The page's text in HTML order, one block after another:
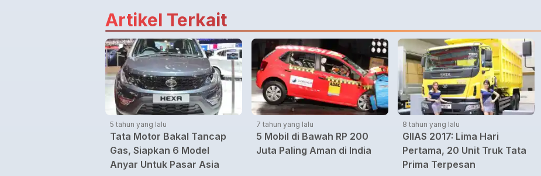
Artikel Terkait
5 tahun yang lalu
Tata Motor Bakal Tancap
Gas, Siapkan 6 Model
Anyar Untuk Pasar Asia
7 tahun yang lalu
5 Mobil di Bawah RP 200
Juta Paling Aman di India
8 tahun yang lalu
GIIAS 2017: Lima Hari
Pertama, 20 Unit Truk Tata
Prima Terpesan